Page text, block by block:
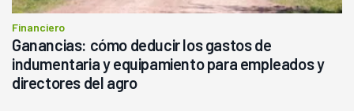
Financiero
Ganancias: cómo deducir los gastos de
indumentaria y equipamiento para empleados y
directores del agro